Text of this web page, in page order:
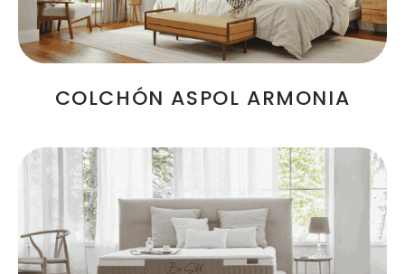
COLCHÓN ASPOL ARMONIA